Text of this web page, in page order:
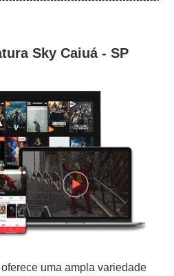
Sky Caiuá - SP
uma ampla variedade